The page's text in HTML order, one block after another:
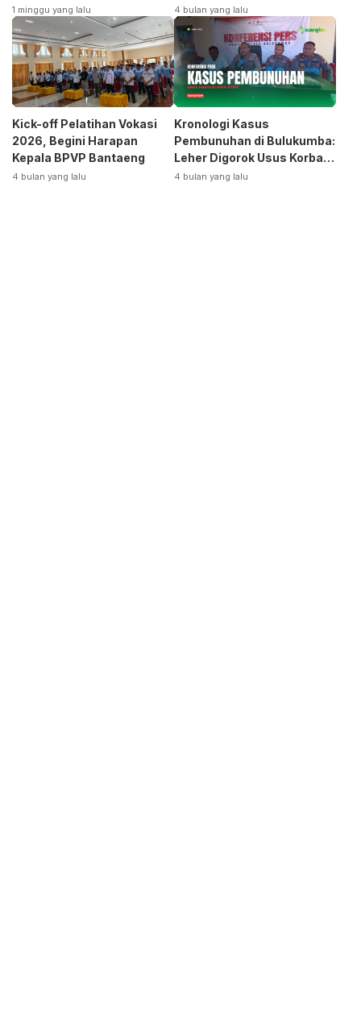
Terpecah
1 minggu yang lalu
Siap Bangkitkan Jurusan
Otomotif
4 bulan yang lalu
Kick-off Pelatihan Vokasi
2026, Begini Harapan
Kepala BPVP Bantaeng
4 bulan yang lalu
Kronologi Kasus
Pembunuhan di Bulukumba:
Leher Digorok Usus Korban
Dikeluarkan
4 bulan yang lalu